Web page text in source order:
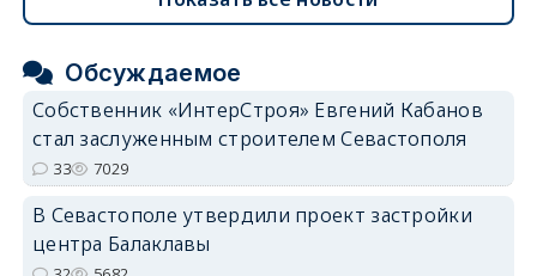
Обсуждаемое
Собственник «ИнтерСтроя» Евгений Кабанов
стал заслуженным строителем Севастополя
33 7029
В Севастополе утвердили проект застройки
центра Балаклавы